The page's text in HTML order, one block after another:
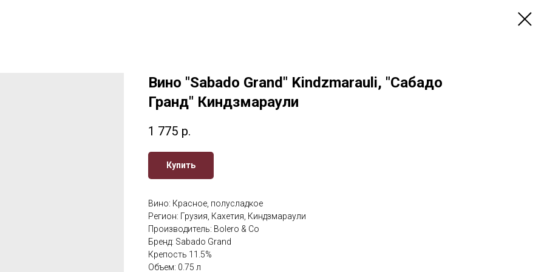
Вино "Sabado Grand" Kindzmarauli, "Сабадо
Гранд" Киндзмараули
1 775 р.
Купить
Вино: Красное, полусладкое
Регион: Грузия, Кахетия, Киндзмараули
Производитель: Bolero & Co
Бренд: Sabado Grand
Крепость 11.5%
Объем: 0.75 л